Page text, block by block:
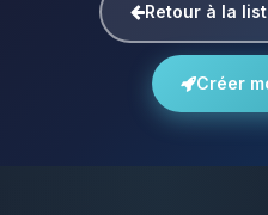
Retour à la
Créer